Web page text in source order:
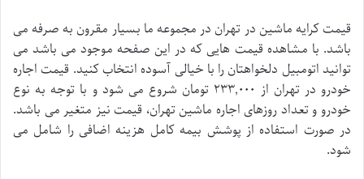
قیمت کرایه ماشین در تهران در مجموعه ما بسیار مقرون به صرفه می
باشد. با مشاهده قیمت هایی که در این صفحه موجود می باشد می
توانید اتومبیل دلخواهتان را با خیالی آسوده انتخاب کنید. قیمت اجاره
خودرو در تهران از ۲۳۳,۰۰۰ تومان شروع می شود و با توجه به نوع
خودرو و تعداد روزهای اجاره ماشین تهران، قیمت نیز متغیر می باشد.
در صورت استفاده از پوشش بیمه کامل هزینه اضافی را شامل می
شود.